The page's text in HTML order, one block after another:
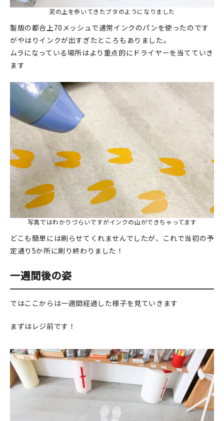
泥の上を歩いてきたブタのようになりました
製版の都合上70メッシュで通常インクのパンを使ったのです
がやはりインクが出すぎたところもありました。
ムラになっている場所はより重点的にドライヤーを当てていき
ます
写真ではわかりづらいですがインクの山ができちゃってます
どこも簡単には刷らせてくれませんでしたが、これで当初の予
定通り5か所に刷り終わりました！
一週間後の姿
ではここからは一週間経過した様子を見ていきます
まずはレジ前です！